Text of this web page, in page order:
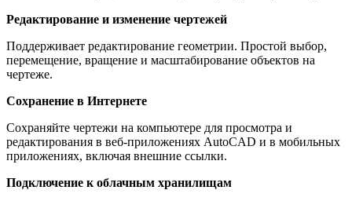
Редактирование и изменение чертежей
Поддерживает редактирование геометрии. Простой выбор,
перемещение, вращение и масштабирование объектов на
чертеже.
Сохранение в Интернете
Сохраняйте чертежи на компьютере для просмотра и
редактирования в веб-приложениях AutoCAD и в мобильных
приложениях, включая внешние ссылки.
Подключение к облачным хранилищам